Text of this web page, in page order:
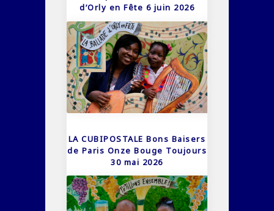
d’Orly en Fête 6 juin 2026
LA CUBIPOSTALE Bons Baisers
de Paris Onze Bouge Toujours
30 mai 2026